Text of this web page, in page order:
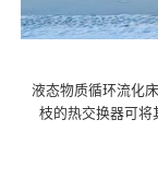
液态物质循环流化
枝的热交换器可将